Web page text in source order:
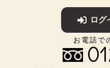
ログ
お電話で